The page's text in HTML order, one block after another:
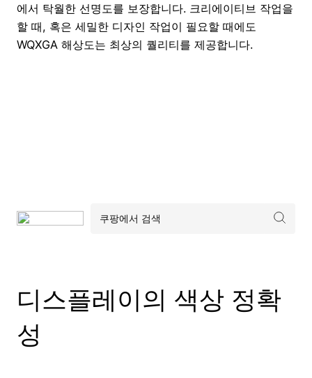
에서 탁월한 선명도를 보장합니다. 크리에이티브 작업을
할 때, 혹은 세밀한 디자인 작업이 필요할 때에도
WQXGA 해상도는 최상의 퀄리티를 제공합니다.
디스플레이의 색상 정확
성